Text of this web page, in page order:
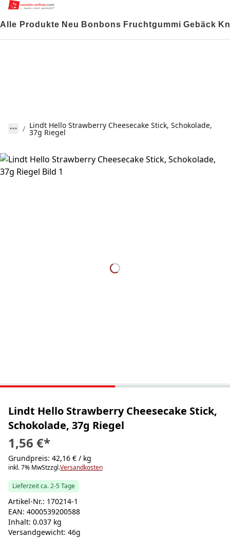
Alle Produkte Neu Bonbons Fruchtgummi Gebäck
Lindt Hello Strawberry Cheesecake Stick, Schokolade,
37g Riegel
Lindt Hello Strawberry Cheesecake Stick,
Schokolade, 37g Riegel
1,56 €*
Grundpreis: 42,16 € / kg
inkl. 7% MwStzzgl.Versandkosten
Lieferzeit ca. 2-5 Tage
Artikel-Nr.: 170214-1
EAN: 4000539200588
Inhalt: 0.037 kg
Versandgewicht: 46g